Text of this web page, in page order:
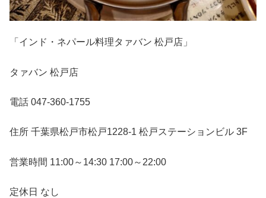
「インド・ネパール料理タァバン 松戸店」
タァバン 松戸店
電話 047-360-1755
住所 千葉県松戸市松戸1228-1 松戸ステーションビル 3F
営業時間 11:00～14:30 17:00～22:00
定休日 なし